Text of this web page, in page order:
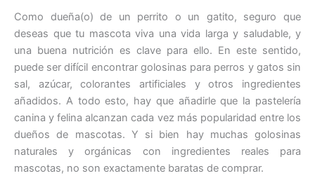
Como dueña(o) de un perrito o un gatito, seguro que
deseas que tu mascota viva una vida larga y saludable, y
una buena nutrición es clave para ello. En este sentido,
puede ser difícil encontrar golosinas para perros y gatos sin
sal, azúcar, colorantes artificiales y otros ingredientes
añadidos. A todo esto, hay que añadirle que la pastelería
canina y felina alcanzan cada vez más popularidad entre los
dueños de mascotas. Y si bien hay muchas golosinas
naturales y orgánicas con ingredientes reales para
mascotas, no son exactamente baratas de comprar.